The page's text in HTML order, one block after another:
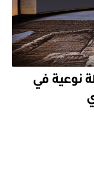
نوعية في